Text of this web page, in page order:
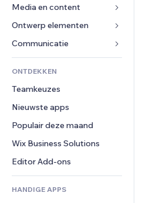
Social media
SEO
Betrokkenheid
Websitevermeldingen
E-mail
Conversie
Verkoopknoppen
Online cursussen
Print on demand
Boekhouding
Coupons en loyaliteit
Opslagoplossingen
Dropshipping
Prijzen en abonnementen
Crowdfunding
Eten en drinken
Hotels
Evenementen
Restaurants
Vastgoed
Boekingen
Media en content
Galerij
Muziek
Podcasts
Fotografie
Video
PDF
Bestanden delen
Nieuws
Ontwerp elementen
Kaarten en navigatie
Privacy en beveiliging
Ontime
Pagina templates
Afbeeldingseffecten
Knoppen en menu's
Banners en badges
Rekenmachines
Zoeken
Weer
Formulieren
Enquêtes
Chat
Opmerkingen
Telefoonnummer
Community
Beoordelingen en testimonials
CRM
ONTDEKKEN
Teamkeuzes
Nieuwste apps
Populair deze maand
Wix Business Solutions
Editor Add-ons
HANDIGE APPS